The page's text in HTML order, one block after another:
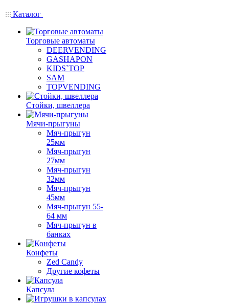
Каталог
Торговые автоматы
DEERVENDING
GASHAPON
KIDS`TOP
SAM
TOPVENDING
Стойки, швеллера
Мячи-прыгуны
Мяч-прыгун
25мм
Мяч-прыгун
27мм
Мяч-прыгун
32мм
Мяч-прыгун
45мм
Мяч-прыгун 55-
64 мм
Мяч-прыгун в
банках
Конфеты
Zed Candy
Другие кофеты
Капсула